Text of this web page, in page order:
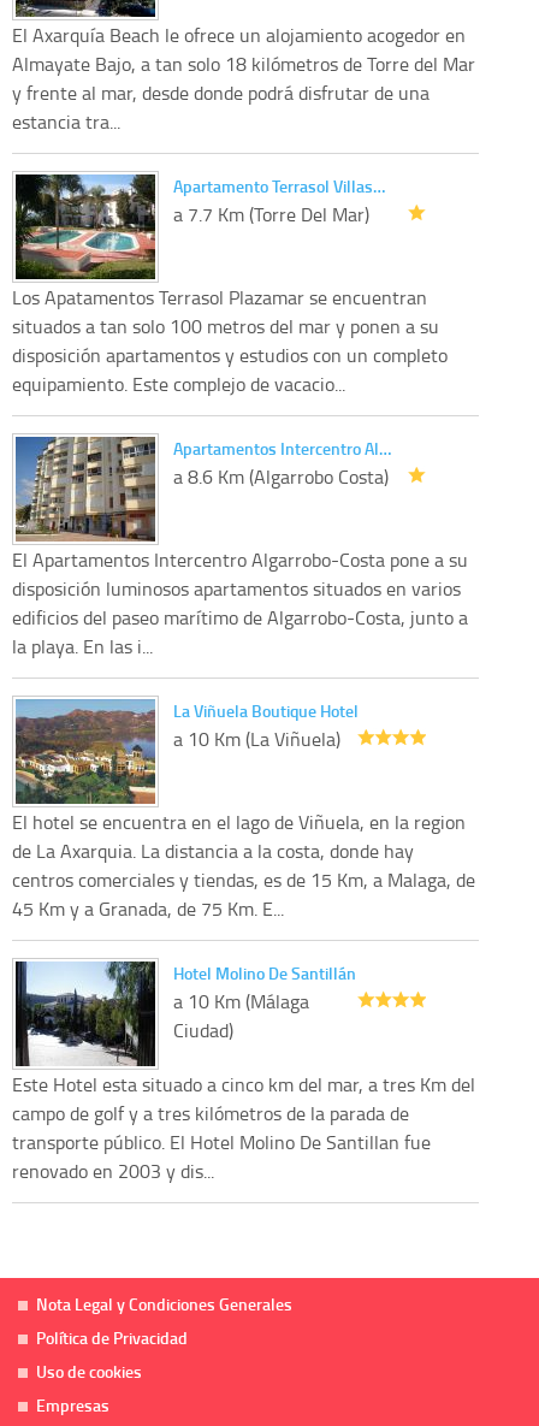
El Axarquía Beach le ofrece un alojamiento acogedor en
Almayate Bajo, a tan solo 18 kilómetros de Torre del Mar
y frente al mar, desde donde podrá disfrutar de una
estancia tra...
Apartamento Terrasol Villas…
a 7.7 Km (Torre Del Mar)
Los Apatamentos Terrasol Plazamar se encuentran
situados a tan solo 100 metros del mar y ponen a su
disposición apartamentos y estudios con un completo
equipamiento. Este complejo de vacacio...
Apartamentos Intercentro Al…
a 8.6 Km (Algarrobo Costa)
El Apartamentos Intercentro Algarrobo-Costa pone a su
disposición luminosos apartamentos situados en varios
edificios del paseo marítimo de Algarrobo-Costa, junto a
la playa. En las i...
La Viñuela Boutique Hotel
a 10 Km (La Viñuela)
El hotel se encuentra en el lago de Viñuela, en la region
de La Axarquia. La distancia a la costa, donde hay
centros comerciales y tiendas, es de 15 Km, a Malaga, de
45 Km y a Granada, de 75 Km. E...
Hotel Molino De Santillán
a 10 Km (Málaga
Ciudad)
Este Hotel esta situado a cinco km del mar, a tres Km del
campo de golf y a tres kilómetros de la parada de
transporte público. El Hotel Molino De Santillan fue
renovado en 2003 y dis...
Nota Legal y Condiciones Generales
Política de Privacidad
Uso de cookies
Empresas